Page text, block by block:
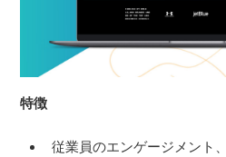
特徴
従業員のエンゲージメント